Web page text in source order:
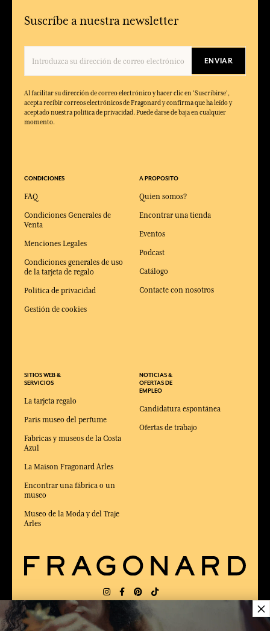
Suscríbe a nuestra newsletter
ENVIAR
Al facilitar su dirección de correo electrónico y hacer clic en 'Suscribirse',
acepta recibir correos electrónicos de Fragonard y confirma que ha leído y
aceptado nuestra política de privacidad. Puede darse de baja en cualquier
momento.
CONDICIONES
FAQ
Condiciones Generales de
Venta
Menciones Legales
Condiciones generales de uso
de la tarjeta de regalo
Política de privacidad
Gestión de cookies
SITIOS WEB &
SERVICIOS
La tarjeta regalo
Paris museo del perfume
Fabricas y museos de la Costa
Azul
La Maison Fragonard Arles
Encontrar una fábrica o un
museo
Museo de la Moda y del Traje
Arles
A PROPOSITO
Quien somos?
Encontrar una tienda
Eventos
Podcast
Catálogo
Contacte con nosotros
NOTICIAS &
OFERTAS DE
EMPLEO
Candidatura espontánea
Ofertas de trabajo
ENTREGA: FR
×